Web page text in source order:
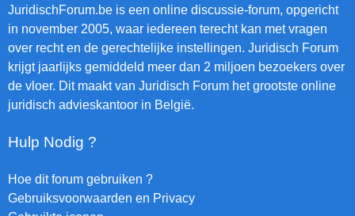
JuridischForum.be is een online discussie-forum, opgericht
in november 2005, waar iedereen terecht kan met vragen
over recht en de gerechtelijke instellingen. Juridisch Forum
krijgt jaarlijks gemiddeld meer dan 2 miljoen bezoekers over
de vloer. Dit maakt van Juridisch Forum het grootste online
juridisch advieskantoor in België.
Hulp Nodig ?
Hoe dit forum gebruiken ?
Gebruiksvoorwaarden en Privacy